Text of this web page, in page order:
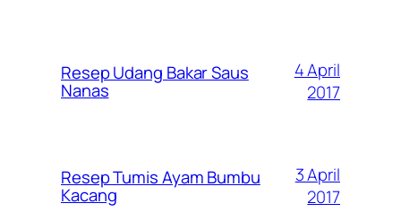
Resep Udang Bakar Saus
Nanas
4 April
2017
Resep Tumis Ayam Bumbu
Kacang
3 April
2017